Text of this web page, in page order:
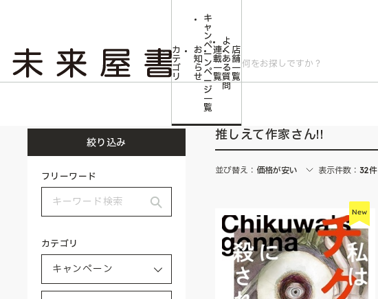
カ
テ
ゴ
リ
お
知
ら
せ
キ
ャ
ン
ペ
ー
ン
ペ
ー
ジ
一
覧
連
載
一
覧
よ
く
あ
る
質
問
店
舗
一
覧
絞り込み
フリーワード
カテゴリ
推しえて作家さん!!
並び替え： 価格が安い 表示件数： 32件